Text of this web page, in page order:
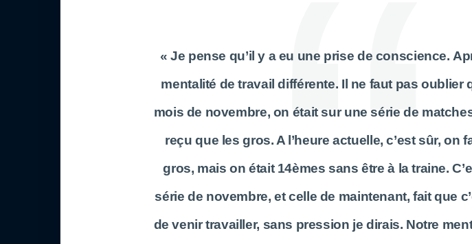
« Je pense qu’il y a eu une prise de conscience.
mentalité de travail différente. Il ne faut pas oublier
mois de novembre, on était sur une série de
reçu que les gros. A l’heure actuelle, c’est sûr, on
gros, mais on était 14èmes sans être à la traine.
série de novembre, et celle de maintenant, fait que
de venir travailler, sans pression je dirais. Notre